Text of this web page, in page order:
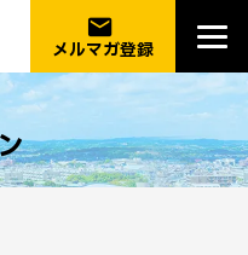
email
メルマガ登録